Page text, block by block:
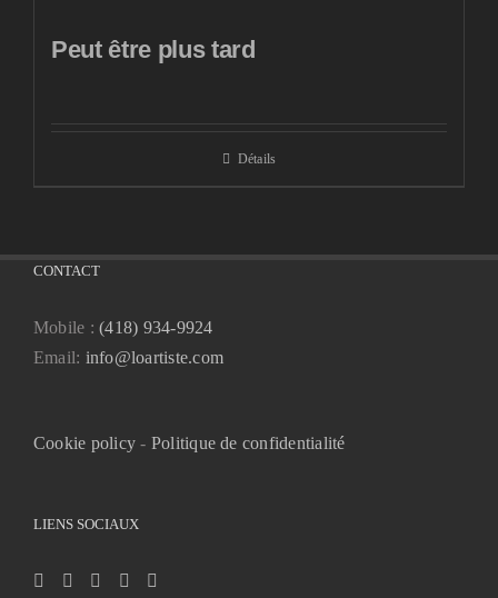
Peut être plus tard
Détails
CONTACT
Mobile :(418) 934-9924
Email: info@loartiste.com
Cookie policy - Politique de confidentialité
LIENS SOCIAUX